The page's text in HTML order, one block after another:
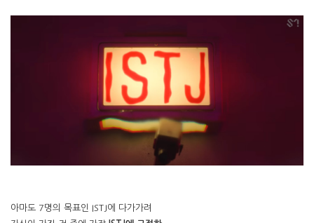
아마도 7명의 목표인 ISTJ에 다가가려